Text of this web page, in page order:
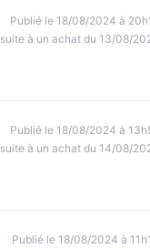
Publié le 18/08/2024 à
suite à un achat du 13/08/
Publié le 18/08/2024 à
suite à un achat du 14/08/
Publié le 18/08/2024 à